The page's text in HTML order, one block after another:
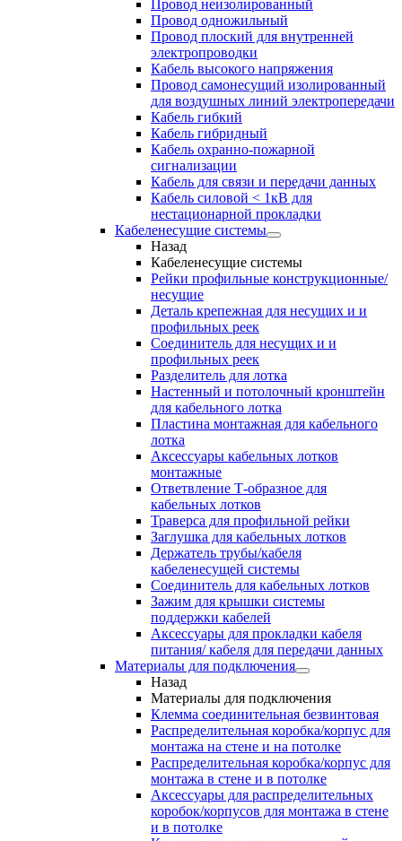
Провод неизолированный
Провод одножильный
Провод плоский для внутренней
электропроводки
Кабель высокого напряжения
Провод самонесущий изолированный
для воздушных линий электропередачи
Кабель гибкий
Кабель гибридный
Кабель охранно-пожарной
сигнализации
Кабель для связи и передачи данных
Кабель силовой < 1кВ для
нестационарной прокладки
Кабеленесущие системы
Назад
Кабеленесущие системы
Рейки профильные конструкционные/
несущие
Деталь крепежная для несущих и и
профильных реек
Соединитель для несущих и и
профильных реек
Разделитель для лотка
Настенный и потолочный кронштейн
для кабельного лотка
Пластина монтажная для кабельного
лотка
Аксессуары кабельных лотков
монтажные
Ответвление Т-образное для
кабельных лотков
Траверса для профильной рейки
Заглушка для кабельных лотков
Держатель трубы/кабеля
кабеленесущей системы
Соединитель для кабельных лотков
Зажим для крышки системы
поддержки кабелей
Аксессуары для прокладки кабеля
питания/ кабеля для передачи данных
Материалы для подключения
Назад
Материалы для подключения
Клемма соединительная безвинтовая
Распределительная коробка/корпус для
монтажа на стене и на потолке
Распределительная коробка/корпус для
монтажа в стене и в потолке
Аксессуары для распределительных
коробок/корпусов для монтажа в стене
и в потолке